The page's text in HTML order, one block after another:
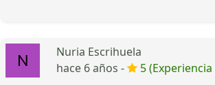
Nuria Escrihuela
hace 6 años -
5